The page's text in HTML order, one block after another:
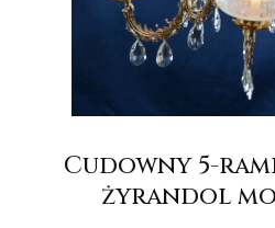
Cudowny 5-
żyrandol